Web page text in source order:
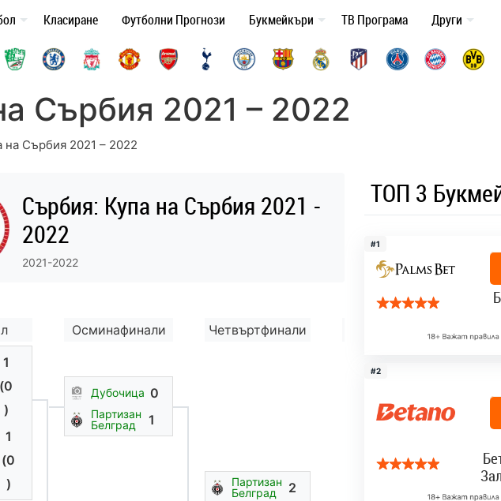
Класиране Футболни Прогнози Букмейкъри ТВ Програма Други
Сърбия 2021 – 2022
на Сърбия 2021 – 2022
Сърбия: Купа на Сърбия 2021 -
2022
2021-2022
1
(0
)
1
(0
)
Осминафинали
Дубочица 0
Партизан
Белград
1
Четвъртфинали
Партизан
Белград
2
Полуфинали
ТОП 3
#1
#2